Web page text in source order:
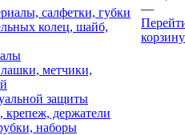
салфетки, губки
колец, шайб,
метчики,
защиты
крепеж, держатели
наборы
—
корзину